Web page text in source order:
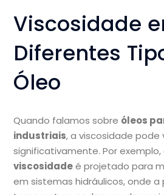
Viscosidade
Diferentes
Óleo
Quando falamos sobre óleos
industriais, a viscosidade pode
significativamente. Por exemplo,
viscosidadeé projetado para
em sistemas hidráulicos, onde a